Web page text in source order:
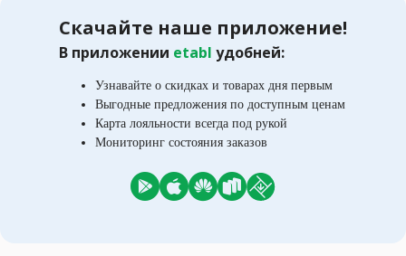
Скачайте наше приложение!
В приложении etabl удобней:
Узнавайте о скидках и товарах дня первым
Выгодные предложения по доступным ценам
Карта лояльности всегда под рукой
Мониторинг состояния заказов